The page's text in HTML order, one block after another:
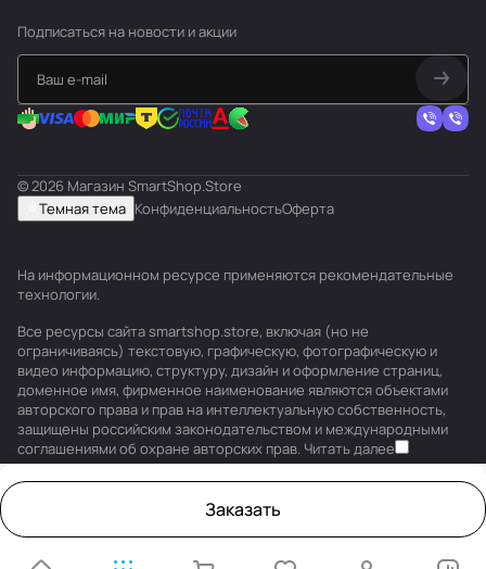
Заказать
Подписаться на новости и акции
© 2026 Магазин SmartShop.Store
Темная тема КонфиденциальностьОферта
На информационном ресурсе применяются рекомендательные
технологии.
Все ресурсы сайта smartshop.store, включая (но не
ограничиваясь) текстовую, графическую, фотографическую и
видео информацию, структуру, дизайн и оформление страниц,
доменное имя, фирменное наименование являются объектами
авторского права и прав на интеллектуальную собственность,
защищены российским законодательством и международными
соглашениями об охране авторских прав. Читать далее